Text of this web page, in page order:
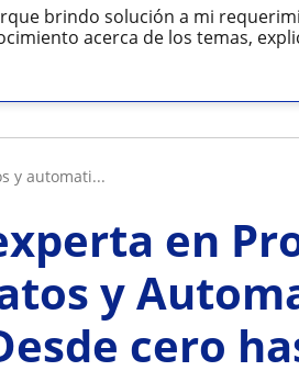
brindo solución a mi
acerca de los temas,
y automati...
en
y
cero